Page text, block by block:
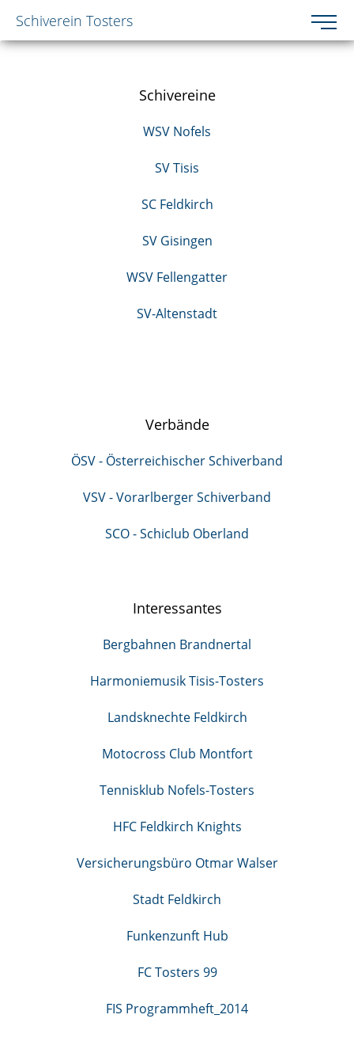
Zum Inhalt springen [AK + 0]
Zum Hauptmenü springen [AK + 1]
Zum Footer-Menü unten (angedockt an Browserrand)
Zum "Barrierefreiheits-Menü" springen [AK + 3]
Toggle
Schiverein Tosters
Schivereine
WSV Nofels
SV Tisis
SC Feldkirch
SV Gisingen
WSV Fellengatter
SV-Altenstadt
Verbände
ÖSV - Österreichischer Schiverband
VSV - Vorarlberger Schiverband
SCO - Schiclub Oberland
Interessantes
Bergbahnen Brandnertal
Harmoniemusik Tisis-Tosters
Landsknechte Feldkirch
Motocross Club Montfort
Tennisklub Nofels-Tosters
HFC Feldkirch Knights
Versicherungsbüro Otmar Walser
Stadt Feldkirch
Funkenzunft Hub
FC Tosters 99
FIS Programmheft_2014